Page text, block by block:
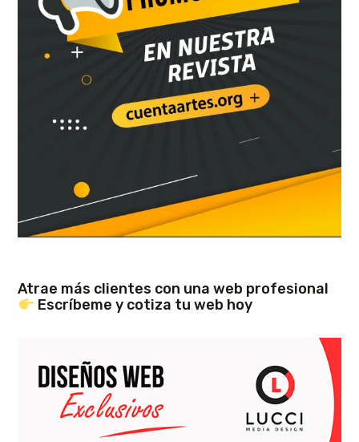
Atrae más clientes con una web profesional
Escríbeme y cotiza tu web hoy